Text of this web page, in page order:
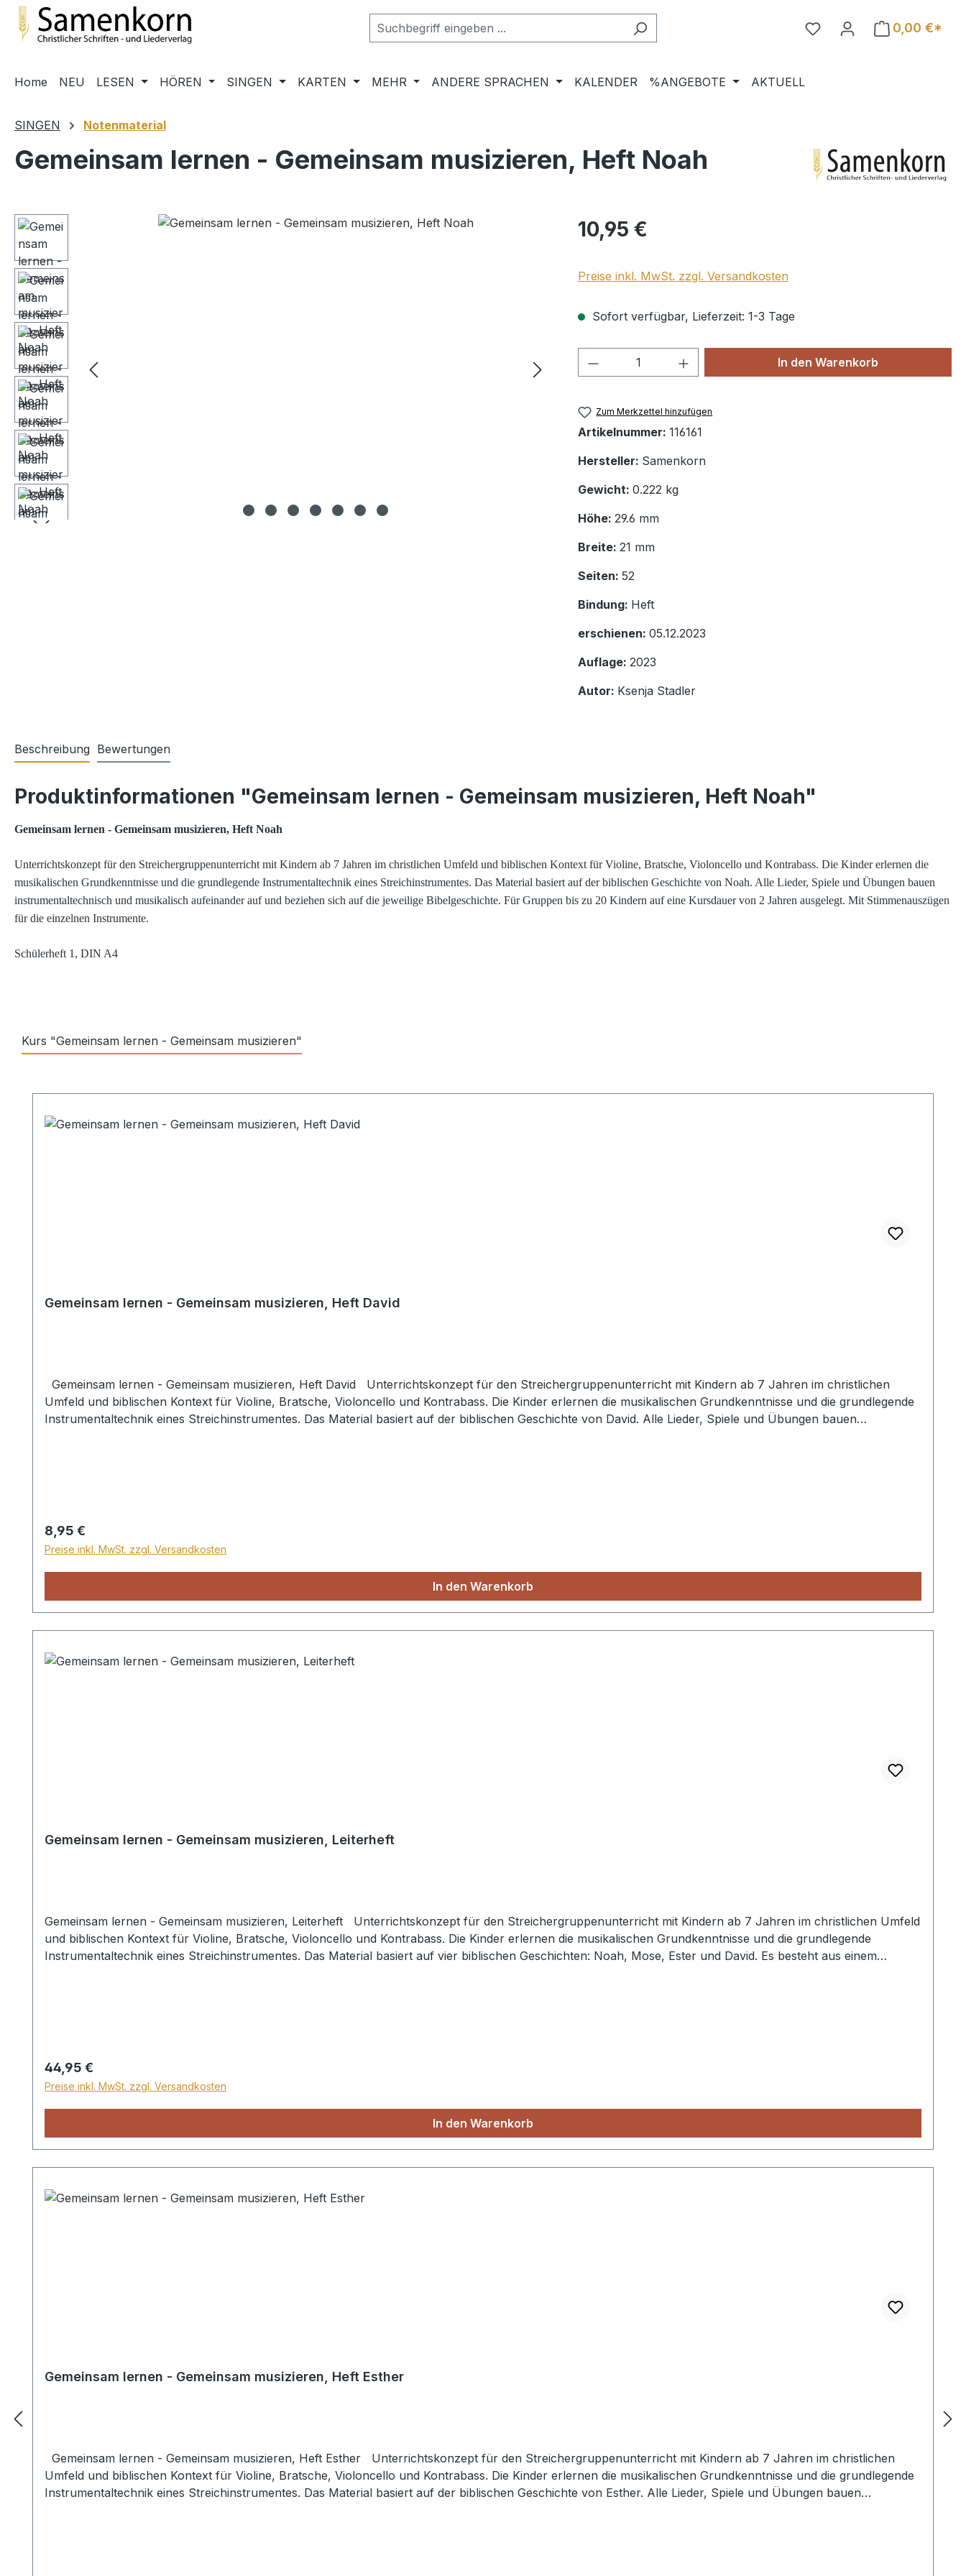
Hauptinhalt springen
Zur Suche springen
Zur Hauptnavigation springen
0,00 €*
Home NEU LESEN HÖREN SINGEN KARTEN MEHR ANDERE SPRACHEN KALENDER %ANGEBOTE AKTUELL
SINGEN Notenmaterial
Gemeinsam lernen - Gemeinsam musizieren, Heft Noah
Bildergalerie überspringen Regulärer Preis:
10,95 €
Preise inkl. MwSt. zzgl. Versandkosten
Sofort verfügbar, Lieferzeit: 1-3 Tage
Produkt Anzahl: Gib den gewünschten Wert
In den Warenkorb
Zum Merkzettel hinzufügen
Artikelnummer: 116161
Hersteller: Samenkorn
Gewicht: 0.222 kg
Höhe: 29.6 mm
Breite: 21 mm
Seiten: 52
Bindung: Heft
erschienen: 05.12.2023
Auflage: 2023
Autor: Ksenja Stadler
Beschreibung Bewertungen
Produktinformationen "Gemeinsam lernen - Gemeinsam musizieren, Heft Noah"
Gemeinsam lernen - Gemeinsam musizieren, Heft Noah
Unterrichtskonzept für den Streichergruppenunterricht mit Kindern ab 7 Jahren im christlichen Umfeld und biblischen Kontext für Violine, Bratsche, Violoncello und Kontrabass. Die Kinder erlernen die
musikalischen Grundkenntnisse und die grundlegende Instrumentaltechnik eines Streichinstrumentes. Das Material basiert auf der biblischen Geschichte von Noah. Alle Lieder, Spiele und Übungen bauen
instrumentaltechnisch und musikalisch aufeinander auf und beziehen sich auf die jeweilige Bibelgeschichte. Für Gruppen bis zu 20 Kindern auf eine Kursdauer von 2 Jahren ausgelegt. Mit Stimmenauszügen
für die einzelnen Instrumente.
Schülerheft 1, DIN A4
Kurs "Gemeinsam lernen - Gemeinsam musizieren"
Gemeinsam lernen - Gemeinsam musizieren, Heft David
Gemeinsam lernen - Gemeinsam musizieren, Heft David Unterrichtskonzept für den Streichergruppenunterricht mit Kindern ab 7 Jahren im christlichen
Umfeld und biblischen Kontext für Violine, Bratsche, Violoncello und Kontrabass. Die Kinder erlernen die musikalischen Grundkenntnisse und die grundlegende
Instrumentaltechnik eines Streichinstrumentes. Das Material basiert auf der biblischen Geschichte von David. Alle Lieder, Spiele und Übungen bauen
Regulärer Preis:
8,95 €
Preise inkl. MwSt. zzgl. Versandkosten
In den Warenkorb
Gemeinsam lernen - Gemeinsam musizieren, Leiterheft
Gemeinsam lernen - Gemeinsam musizieren, Leiterheft Unterrichtskonzept für den Streichergruppenunterricht mit Kindern ab 7 Jahren im christlichen Umfeld
und biblischen Kontext für Violine, Bratsche, Violoncello und Kontrabass. Die Kinder erlernen die musikalischen Grundkenntnisse und die grundlegende
Instrumentaltechnik eines Streichinstrumentes. Das Material basiert auf vier biblischen Geschichten: Noah, Mose, Ester und David. Es besteht aus einem
Regulärer Preis:
44,95 €
Preise inkl. MwSt. zzgl. Versandkosten
In den Warenkorb
Gemeinsam lernen - Gemeinsam musizieren, Heft Esther
Gemeinsam lernen - Gemeinsam musizieren, Heft Esther Unterrichtskonzept für den Streichergruppenunterricht mit Kindern ab 7 Jahren im christlichen
Umfeld und biblischen Kontext für Violine, Bratsche, Violoncello und Kontrabass. Die Kinder erlernen die musikalischen Grundkenntnisse und die grundlegende
Instrumentaltechnik eines Streichinstrumentes. Das Material basiert auf der biblischen Geschichte von Esther. Alle Lieder, Spiele und Übungen bauen